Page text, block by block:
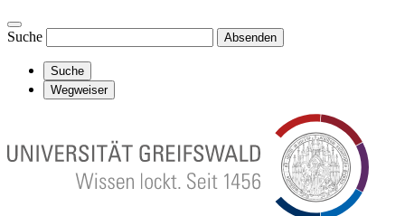
Suche Absenden
Suche
Wegweiser